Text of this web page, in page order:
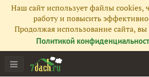
Наш сайт использует файлы cookies,
работу и повысить
Продолжая использование сайта, вы
Политикой